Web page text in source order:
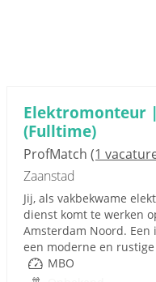
Elektromonteur
(Fulltime)
ProfMatch (1
Zaanstad
Jij, als vakbekwame
dienst komt te werken
Amsterdam Noord.
een moderne en
MBO